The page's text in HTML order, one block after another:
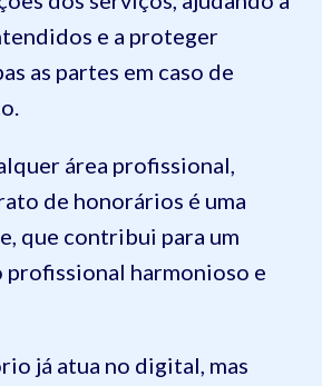
e a proteger
as partes em caso de
área profissional,
de honorários é uma
que contribui para um
harmonioso e
já atua no digital, mas